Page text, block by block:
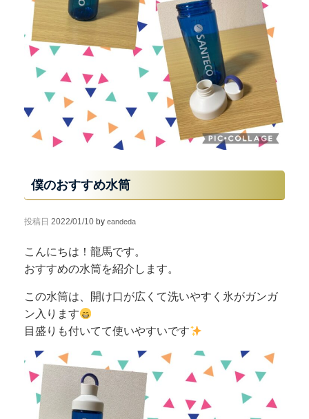
僕のおすすめ水筒
投稿日 2022/01/10 by eandeda
こんにちは！龍馬です。
おすすめの水筒を紹介します。
この水筒は、開け口が広くて洗いやすく氷がガンガ
ン入ります
目盛りも付いてて使いやすいです